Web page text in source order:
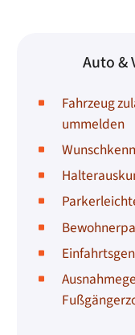
Auto &
Fahrzeug
ummelden